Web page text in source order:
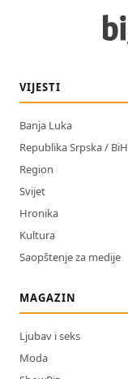
VIJESTI
Banja Luka
Republika Srpska / BiH
Region
Svijet
Hronika
Kultura
Saopštenje za medije
MAGAZIN
Ljubav i seks
Moda